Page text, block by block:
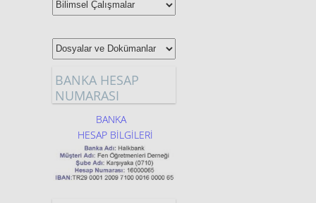
PLANLAR,STEM GÜNLÜK
SORULARI,DOSYA VE
DÖKÜMANLAR için tıklayınız.
BANKA HESAP
NUMARASI
BANKA
HESAP BİLGİLERİ